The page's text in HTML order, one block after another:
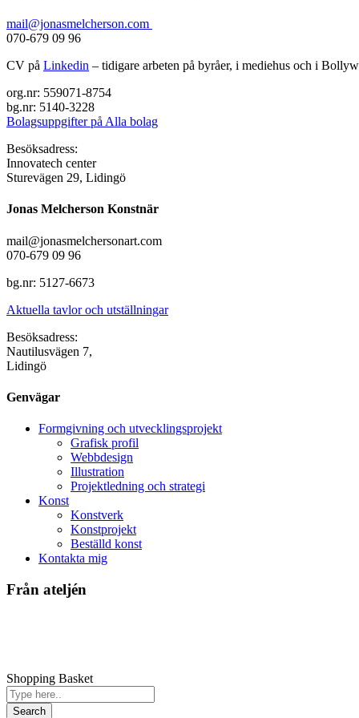
mail@jonasmelcherson.com
070-679 09 96
CV på Linkedin – tidigare arbeten på byråer, i mediehus och i
org.nr: 559071-8754
bg.nr: 5140-3228
Bolagsuppgifter på Alla bolag
Besöksadress:
Innovatech center
Sturevägen 29, Lidingö
Jonas Melcherson Konstnär
mail@jonasmelchersonart.com
070-679 09 96
bg.nr: 5127-6673
Aktuella tavlor och utställningar
Besöksadress:
Nautilusvägen 7,
Lidingö
Genvägar
Formgivning och utvecklingsprojekt
Grafisk profil
Webbdesign
Illustration
Projektledning och strategi
Konst
Konstverk
Konstprojekt
Beställd konst
Kontakta mig
Från ateljén
Shopping Basket